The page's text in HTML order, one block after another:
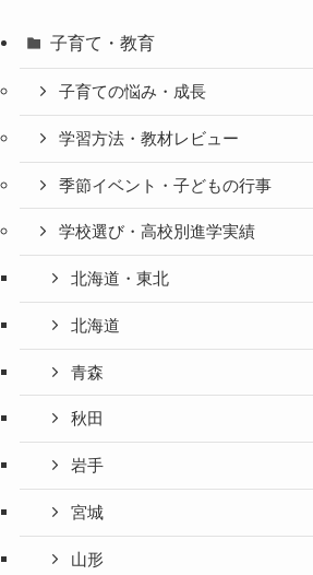
子育て・教育
子育ての悩み・成長
学習方法・教材レビュー
季節イベント・子どもの行事
学校選び・高校別進学実績
北海道・東北
北海道
青森
秋田
岩手
宮城
山形